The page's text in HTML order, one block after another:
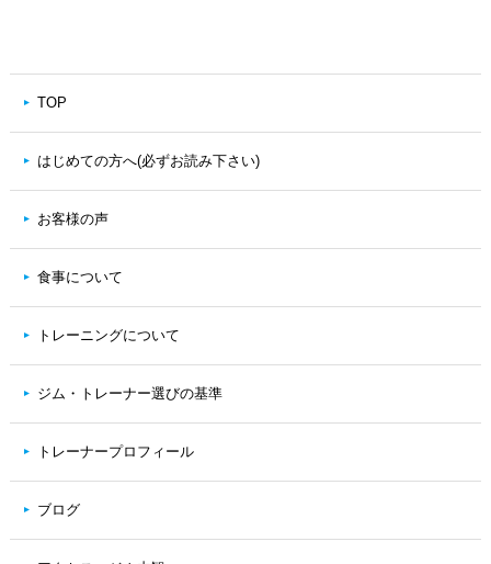
TOP
はじめての方へ(必ずお読み下さい)
お客様の声
食事について
トレーニングについて
ジム・トレーナー選びの基準
トレーナープロフィール
ブログ